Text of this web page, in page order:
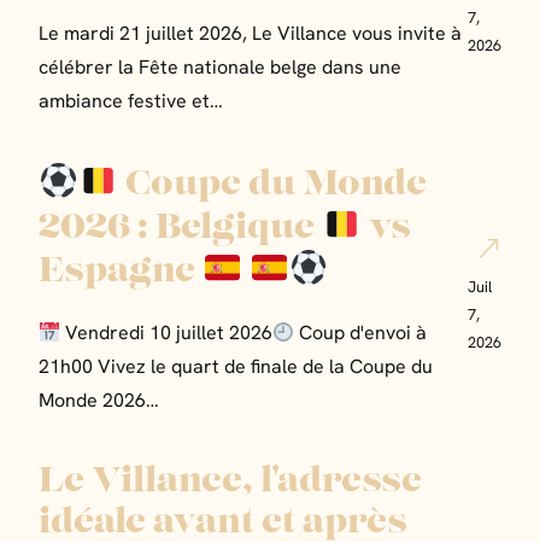
Le mardi 21 juillet 2026, Le Villance vous invite à
célébrer la Fête nationale belge dans une
ambiance festive et…
7,
2026
Coupe du Monde
2026 : Belgique
vs
Espagne
Vendredi 10 juillet 2026
Coup d'envoi à
21h00 Vivez le quart de finale de la Coupe du
Monde 2026…
Juil
7,
2026
Le Villance, l'adresse
idéale avant et après